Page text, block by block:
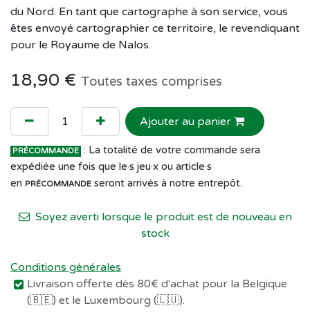
du Nord. En tant que cartographe à son service, vous
êtes envoyé cartographier ce territoire, le revendiquant
pour le Royaume de Nalos.
18,90 € Toutes taxes comprises
Ajouter au panier
PRÉCOMMANDE : La totalité de votre commande sera
expédiée une fois que le·s jeu·x ou article·s
en PRÉCOMMANDE seront arrivés à notre entrepôt.
Soyez averti lorsque le produit est de nouveau en
stock
Conditions générales
Livraison offerte dès 80€ d'achat pour la Belgique
(🇧🇪) et le Luxembourg (🇱🇺).